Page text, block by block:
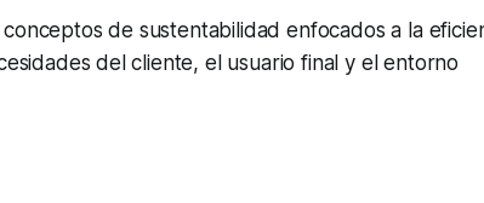
de sustentabilidad enfocados a la
del cliente, el usuario final y el entorno